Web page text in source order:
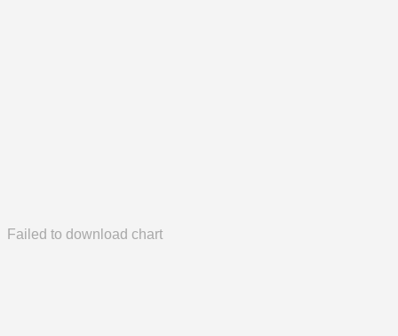
Failed to download chart